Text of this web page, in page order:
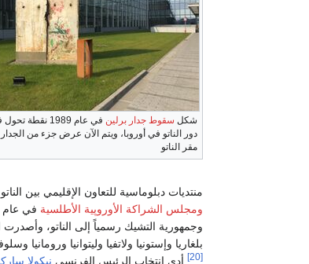
شكل سقوط جدار برلين
في عام 1989 نقطة
دور الناتو في أوروبا، ويتم الآن عرض جزء من
مقر الناتو
منتديات دبلوماسية للتعاون الإقليمي بين
ومجلس الشراكة الأوروپية الأطلسية في عام 1997،
وجمهورية التشيك رسمياً إلى الناتو،
بلغاريا وإستونيا ولاتفيا وليتوانيا ورومانيا وسلوفاكيا وسلوفينيا في عام 2004 وألبانيا وكرواتيا في عام
[20] أدى انتخاب الرئيس الفرنسي نيكولا